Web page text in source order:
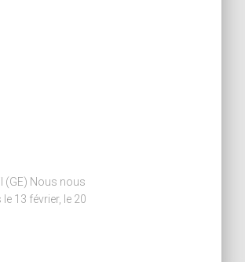
(GE) Nous nous
13 février, le 20